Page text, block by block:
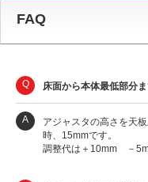
FAQ
Q 床面から本体最低部分ま
A
アジャスタの高さを天
時、15mmです。
調整代は＋10mm －